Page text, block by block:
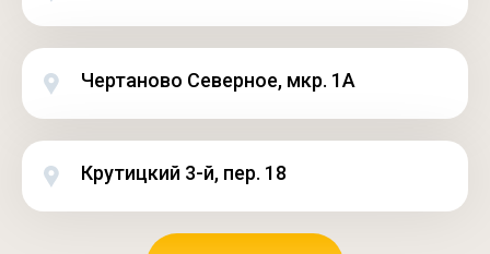
Чертаново Северное, мкр. 1А
Крутицкий 3-й, пер. 18